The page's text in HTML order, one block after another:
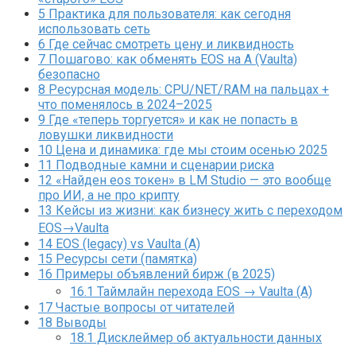
5 Практика для пользователя: как сегодня
использовать сеть
6 Где сейчас смотреть цену и ликвидность
7 Пошагово: как обменять EOS на A (Vaulta)
безопасно
8 Ресурсная модель: CPU/NET/RAM на пальцах +
что поменялось в 2024–2025
9 Где «теперь торгуется» и как не попасть в
ловушки ликвидности
10 Цена и динамика: где мы стоим осенью 2025
11 Подводные камни и сценарии риска
12 «Найден eos токен» в LM Studio — это вообще
про ИИ, а не про крипту
13 Кейсы из жизни: как бизнесу жить с переходом
EOS→Vaulta
14 EOS (legacy) vs Vaulta (A)
15 Ресурсы сети (памятка)
16 Примеры объявлений бирж (в 2025)
16.1 Таймлайн перехода EOS → Vaulta (A)
17 Частые вопросы от читателей
18 Выводы
18.1 Дисклеймер об актуальности данных